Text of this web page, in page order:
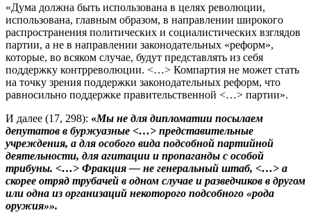
«Дума должна быть использована в целях революции,
использована, главным образом, в направлении широкого
распространения политических и социалистических взглядов
партии, а не в направлении законодательных «реформ»,
которые, во всяком случае, будут представлять из себя
поддержку контрреволюции. <…> Компартия не может стать
на точку зрения поддержки законодательных реформ, что
равносильно поддержке правительственной <…> партии».
И далее (17, 298): «Мы не для дипломатии посылаем
депутатов в буржуазные <…> представительные
учреждения, а для особого вида подсобной партийной
деятельности, для агитации и пропаганды с особой
трибуны. <…> Фракция — не генеральный штаб, <…> а
скорее отряд трубачей в одном случае и разведчиков в другом
или одна из организаций некоторого подсобного «рода
оружия»».